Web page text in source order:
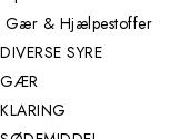
Gær & Hjælpestoffer
DIVERSE SYRE
GÆR
KLARING